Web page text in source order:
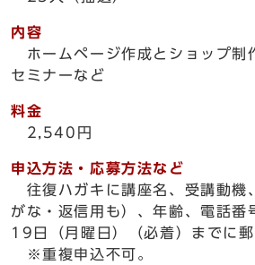
内容
ホームページ作成とショップ制
セミナーなど
料金
2,540円
申込方法・応募方法など
往復ハガキに講座名、受講動機
がな・返信用も）、年齢、電話番
19日（月曜日）（必着）までに
※重複申込不可。